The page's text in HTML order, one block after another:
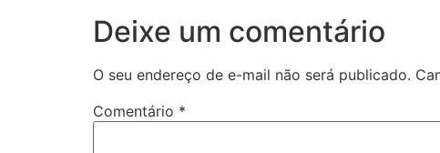
Deixe um comentário
O seu endereço de e-mail não será publicado.
Comentário *